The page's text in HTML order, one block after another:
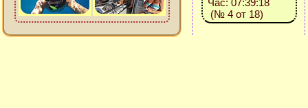
Час: 07:39:18
(№ 4 от 18)